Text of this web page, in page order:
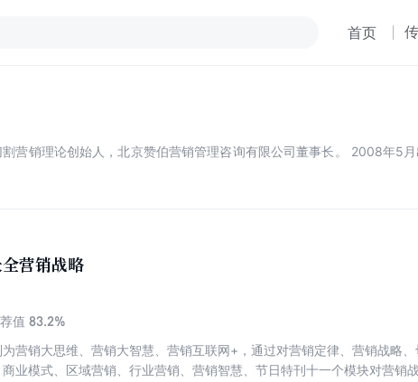
首页
营销理论创始人，北京赞伯营销管理咨询有限公司董事长。 2008年5
营销战略
值 83.2%
营销大思维、营销大智慧、营销互联网+，通过对营销定律、营销战略
业模式、区域营销、行业营销、营销智慧、节日特刊十一个模块对营销